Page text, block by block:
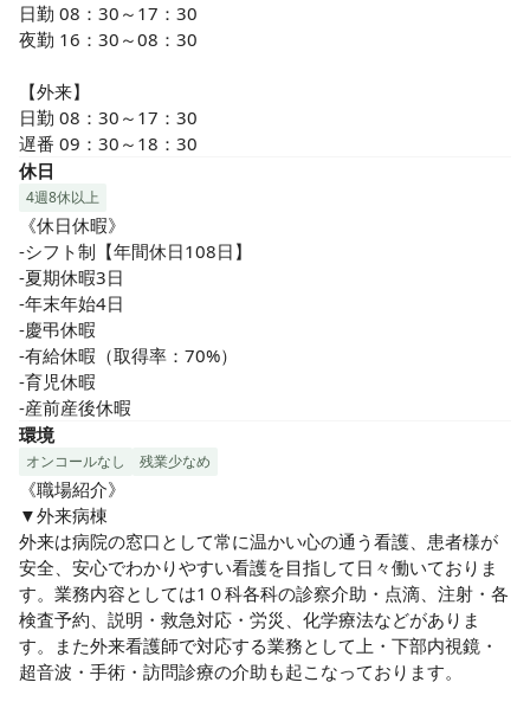
日勤 08：30～17：30
夜勤 16：30～08：30
【外来】
日勤 08：30～17：30
遅番 09：30～18：30
休日
4週8休以上
《休日休暇》
-シフト制【年間休日108日】
-夏期休暇3日
-年末年始4日
-慶弔休暇
-有給休暇（取得率：70%）
-育児休暇
-産前産後休暇
環境
オンコールなし 残業少なめ
《職場紹介》
▼外来病棟
外来は病院の窓口として常に温かい心の通う看護、患者様が
安全、安心でわかりやすい看護を目指して日々働いておりま
す。業務内容としては1０科各科の診察介助・点滴、注射・各
検査予約、説明・救急対応・労災、化学療法などがありま
す。また外来看護師で対応する業務として上・下部内視鏡・
超音波・手術・訪問診療の介助も起こなっております。